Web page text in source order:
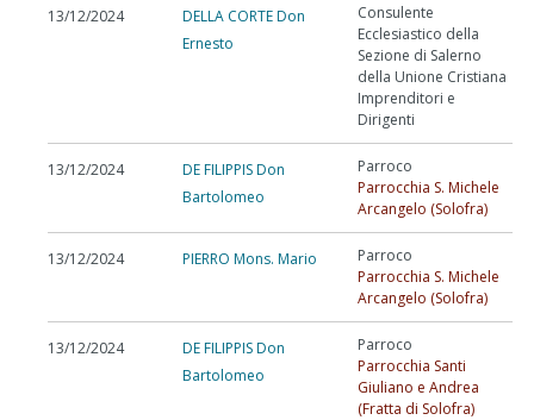
13/12/2024
DELLA CORTE Don
Ernesto
Consulente
Ecclesiastico della
Sezione di Salerno
della Unione Cristiana
Imprenditori e
Dirigenti
13/12/2024
DE FILIPPIS Don
Bartolomeo
Parroco
Parrocchia S. Michele
Arcangelo (Solofra)
13/12/2024 PIERRO Mons. Mario
Parroco
Parrocchia S. Michele
Arcangelo (Solofra)
13/12/2024
DE FILIPPIS Don
Bartolomeo
Parroco
Parrocchia Santi
Giuliano e Andrea
(Fratta di Solofra)